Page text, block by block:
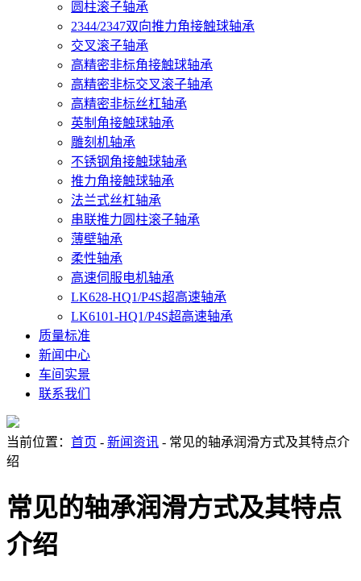
圆柱滚子轴承
2344/2347双向推力角接触球轴承
交叉滚子轴承
高精密非标角接触球轴承
高精密非标交叉滚子轴承
高精密非标丝杠轴承
英制角接触球轴承
雕刻机轴承
不锈钢角接触球轴承
推力角接触球轴承
法兰式丝杠轴承
串联推力圆柱滚子轴承
薄壁轴承
柔性轴承
高速伺服电机轴承
LK628-HQ1/P4S超高速轴承
LK6101-HQ1/P4S超高速轴承
质量标准
新闻中心
车间实景
联系我们
当前位置： 首页 - 新闻资讯 - 常见的轴承润滑方式及其特点介
绍
常见的轴承润滑方式及其特点
介绍